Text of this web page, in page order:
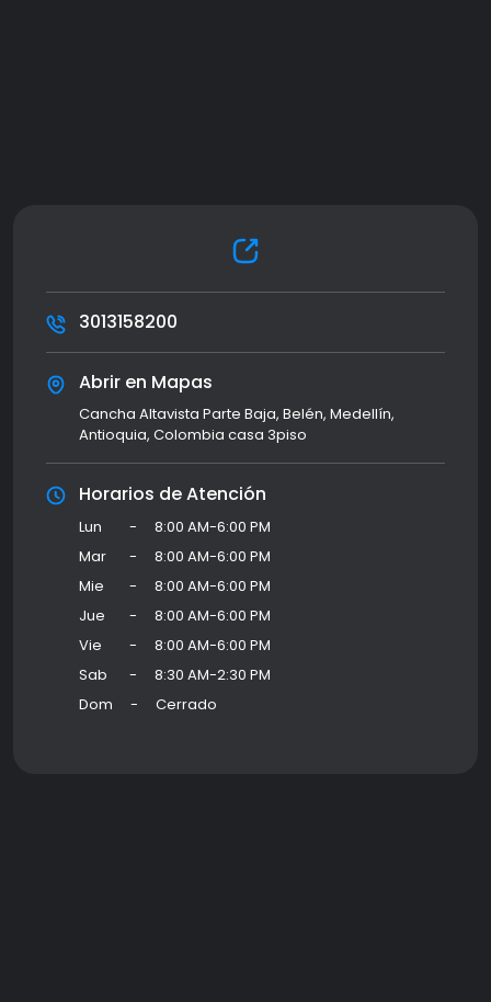
3013158200
Abrir en Mapas
Cancha Altavista Parte Baja, Belén, Medellín,
Antioquia, Colombia casa 3piso
Horarios de Atención
Lun -
8:00 AM-6:00 PM
Mar
-
8:00 AM-6:00 PM
Mie
-
8:00 AM-6:00 PM
Jue
-
8:00 AM-6:00 PM
Vie
-
8:00 AM-6:00 PM
Sab
-
8:30 AM-2:30 PM
Dom
- Cerrado